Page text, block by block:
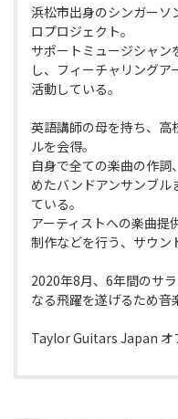
浜松市出身のシンガーソ
ロプロジェクト。
サポートミュージシャン
し、フィーチャリングア
活動している。
英語講師の母を持ち、高
ルを会得。
自身で全ての楽曲の作
めたバンドアンサンブ
ている。
アーティストへの楽曲提
制作などを行う、サウン
2020年8月、6年間のサ
なる飛躍を遂げるため音
Taylor Guitars Japan オ